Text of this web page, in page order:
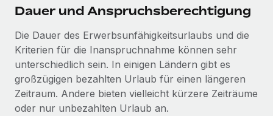
Benefits
Mühelose Verwaltung von Benefits
Mehr erfahren
Gusto und Zero und Contractor Management
Plus
Auch im neuen Jahr wollen wir bei Remote Unternehmen
aller Größen dabei unterstützen, die beste...
Mehr erfahren
Dauer und Anspruchsberechtigung
Die Dauer des Erwerbsunfähigkeitsurlaubs und die
Kriterien für die Inanspruchnahme können sehr
unterschiedlich sein. In einigen Ländern gibt es
großzügigen bezahlten Urlaub für einen längeren
Zeitraum. Andere bieten vielleicht kürzere Zeiträume
oder nur unbezahlten Urlaub an.